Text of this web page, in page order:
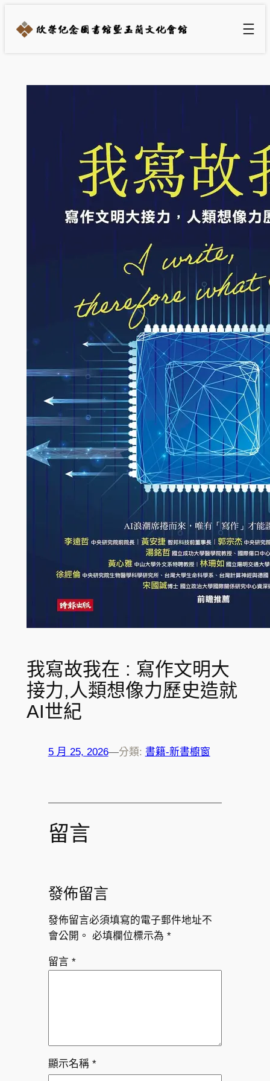
我寫故我在 : 寫作文明大
接力,人類想像力歷史造就
AI世紀
5 月 25, 2026—分類: 書籍-新書櫥窗
留言
發佈留言
發佈留言必須填寫的電子郵件地址不
會公開。 必填欄位標示為 *
留言 *
顯示名稱 *